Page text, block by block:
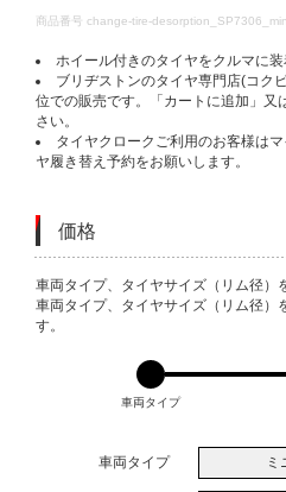
DETAILS
商品番号 change-tire-
ホイール付きのタイヤをクルマに装
ブリヂストンのタイヤ専門店(コク
位での販売です。「カートに追加」又
さい。
タイヤクロークご利用のお客様は
ヤ履き替え予約をお願いします。
価格
VARIATIONS
車両タイプ、タイヤサイズ（リム径）
車両タイプ、タイヤサイズ（リム径）
す。
車両タイプ
車両タイプ ミ